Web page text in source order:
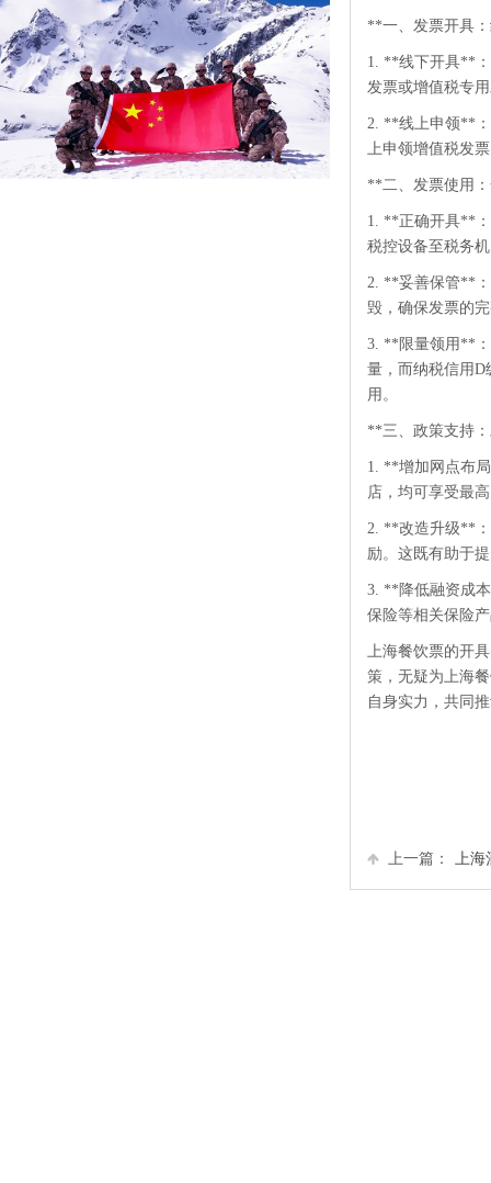
**一、发票开具
1. **线下开具**
发票或增值税专
2. **线上申领**：
上申领增值税发
**二、发票使用
1. **正确开具**
税控设备至税务
2. **妥善保管**：
毁，确保发票的
3. **限量领用**：
量，而纳税信用D
用。
**三、政策支持
1. **增加网点布
店，均可享受最
2. **改造升级**：
励。这既有助于
3. **降低融资成
保险等相关保险
上海餐饮票的开
策，无疑为上海
自身实力，共同
上一篇： 上海